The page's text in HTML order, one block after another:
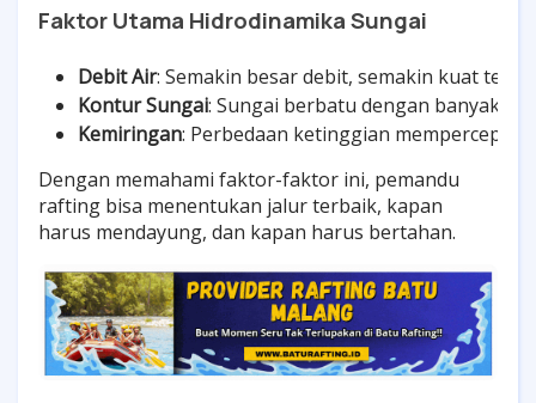
Faktor Utama Hidrodinamika Sungai
Debit Air: Semakin besar debit, semakin kuat
Kontur Sungai: Sungai berbatu dengan banyak
Kemiringan: Perbedaan ketinggian mempercepat
Dengan memahami faktor-faktor ini, pemandu
rafting bisa menentukan jalur terbaik, kapan
harus mendayung, dan kapan harus bertahan.